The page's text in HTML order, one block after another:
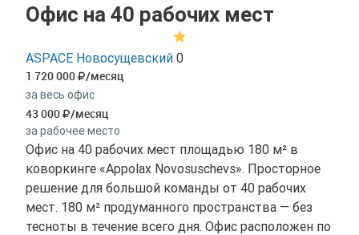
Офис на 40 рабочих мест
ASPACE Новосущевский 0
1 720 000 /месяц
за весь офис
43 000 /месяц
за рабочее место
Офис на 40 рабочих мест площадью 180 м² в
коворкинге «Appolax Novosuschevs». Просторное
решение для большой команды от 40 рабочих
мест. 180 м² продуманного пространства — без
тесноты в течение всего дня. Офис расположен по